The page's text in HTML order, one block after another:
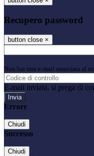
Recupero password
button close ×
Non hai una e-mail associata al
E-mail inviata, si prega di
Errore
Chiudi
Successo
Chiudi